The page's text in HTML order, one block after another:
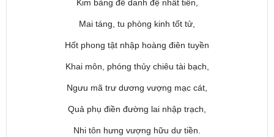
Kim bảng đề danh đệ nhất tiên,
Mai táng, tu phòng kinh tốt tử,
Hốt phong tật nhập hoàng điên tuyền
Khai môn, phóng thủy chiêu tài bạch,
Ngưu mã trư dương vượng mạc cát,
Quả phụ điền đường lai nhập trạch,
Nhi tôn hưng vượng hữu dư tiền.